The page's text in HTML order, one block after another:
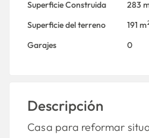
Superficie Construida
283
Superficie del terreno 191 m
Garajes 0
Descripción
Casa para reformar